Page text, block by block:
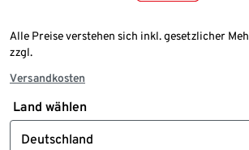
Alle Preise verstehen sich inkl. gesetzlicher
zzgl.
Versandkosten
Land wählen
Deutschland